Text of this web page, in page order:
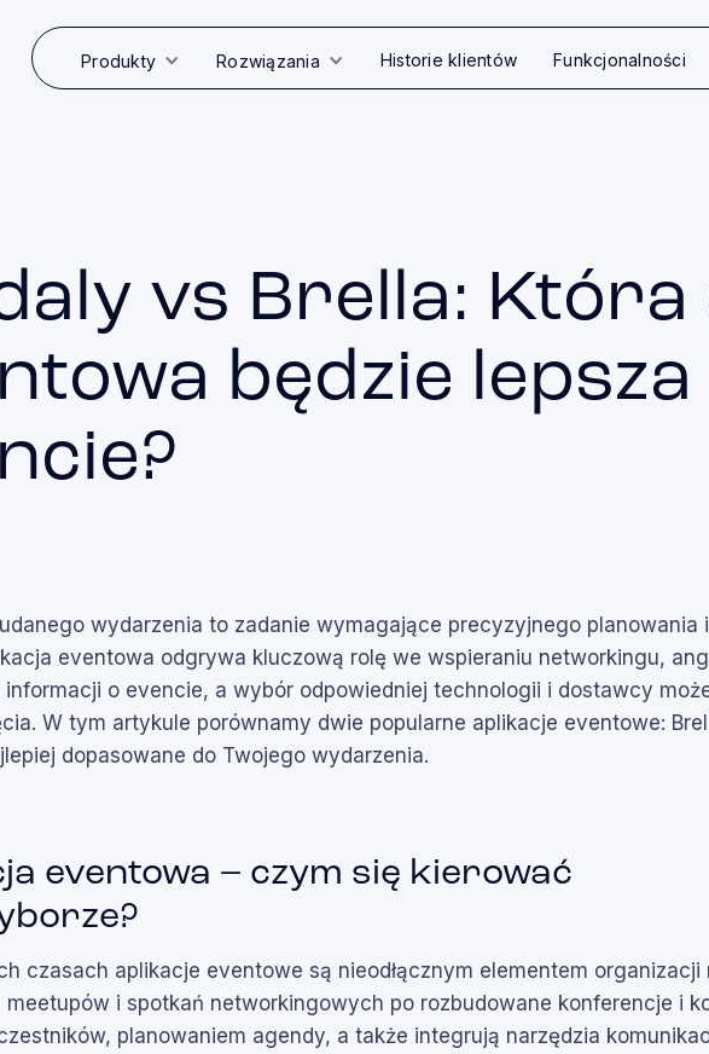
Produkty Rozwiązania Historie klientów Funkcjonalności
vs Brella: Która
będzie lepsza
wydarzenia to zadanie wymagające precyzyjnego planowania
eventowa odgrywa kluczową rolę we wspieraniu networkingu,
informacji o evencie, a wybór odpowiedniej technologii i dostawcy
W tym artykule porównamy dwie popularne aplikacje eventowe:
dopasowane do Twojego wydarzenia.
eventowa – czym się kierować
czasach aplikacje eventowe są nieodłącznym elementem
meetupów i spotkań networkingowych po rozbudowane konferencje i
planowaniem agendy, a także integrują narzędzia